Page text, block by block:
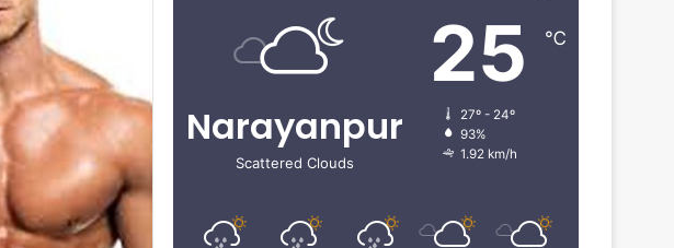
Narayanpur
Scattered Clouds
25 ℃
27º - 24º
93%
1.92 km/h